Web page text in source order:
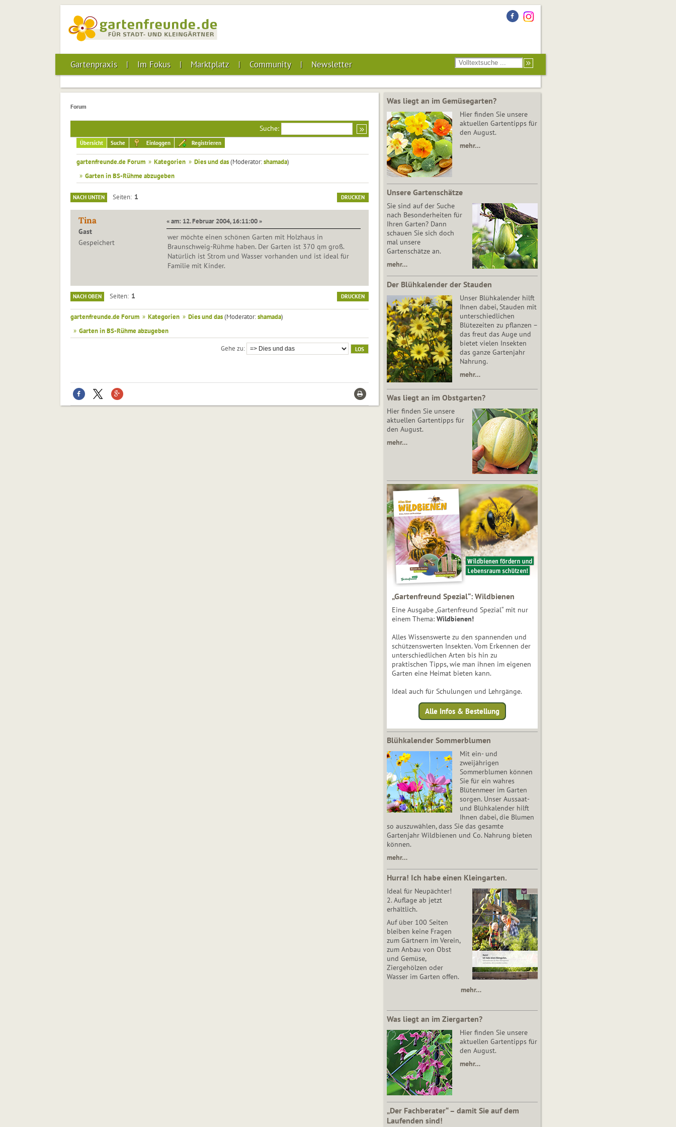
Gartenpraxis Im Fokus Marktplatz Community Newsletter
Forum
Suche:
Übersicht Suche Einloggen Registrieren
gartenfreunde.de Forum » Kategorien » Dies und das (Moderator:shamada)
» Garten in BS-Rühme abzugeben
DRUCKEN
NACH UNTEN Seiten 1
Tina
Gast
Gespeichert
« am: 12. Februar 2004, 16:11:00 »
wer möchte einen schönen Garten mit Holzhaus in
Braunschweig-Rühme haben. Der Garten ist 370 qm groß.
Natürlich ist Strom und Wasser vorhanden und ist ideal für
Familie mit Kinder.
DRUCKEN
NACH OBEN Seiten 1
gartenfreunde.de Forum » Kategorien » Dies und das (Moderator:shamada)
» Garten in BS-Rühme abzugeben
Gehe zu
Was liegt an im Gemüsegarten?
Hier finden Sie unsere
aktuellen Gartentipps für
den August.
mehr…
Unsere Gartenschätze
Sie sind auf der Suche
nach Besonderheiten für
Ihren Garten? Dann
schauen Sie sich doch
mal unsere
Gartenschätze an.
mehr…
Der Blühkalender der Stauden
Unser Blühkalender hilft
Ihnen dabei, Stauden mit
unterschiedlichen
Blütezeiten zu pflanzen –
das freut das Auge und
bietet vielen Insekten
das ganze Gartenjahr
Nahrung.
mehr…
Was liegt an im Obstgarten?
Hier finden Sie unsere
aktuellen Gartentipps für
den August.
mehr…
„Gartenfreund Spezial“: Wildbienen
Eine Ausgabe „Gartenfreund Spezial“ mit nur
einem Thema: Wildbienen!
Alles Wissenswerte zu den spannenden und
schützenswerten Insekten. Vom Erkennen der
unterschiedlichen Arten bis hin zu
praktischen Tipps, wie man ihnen im eigenen
Garten eine Heimat bieten kann.
Ideal auch für Schulungen und Lehrgänge.
Alle Infos & Bestellung
Blühkalender Sommerblumen
Mit ein- und
zweijährigen
Sommerblumen können
Sie für ein wahres
Blütenmeer im Garten
sorgen. Unser Aussaat-
und Blühkalender hilft
Ihnen dabei, die Blumen
so auszuwählen, dass Sie das gesamte
Gartenjahr Wildbienen und Co. Nahrung bieten
können.
mehr…
Hurra! Ich habe einen Kleingarten.
Ideal für Neupächter!
2. Auflage ab jetzt
erhältlich.
Auf über 100 Seiten
bleiben keine Fragen
zum Gärtnern im Verein,
zum Anbau von Obst
und Gemüse,
Ziergehölzen oder
Wasser im Garten offen.
mehr…
Was liegt an im Ziergarten?
Hier finden Sie unsere
aktuellen Gartentipps für
den August.
mehr…
„Der Fachberater“ – damit Sie auf dem
Laufenden sind!